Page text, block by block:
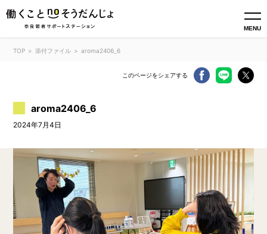
MENU
TOP 添付ファイル aroma2406_6
このページをシェアする
aroma2406_6
2024年7月4日